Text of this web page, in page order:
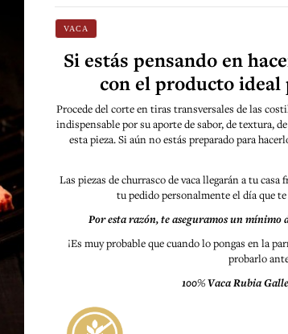
VACA
Si estás pensando en
con el producto
Procede del corte en tiras transversales de las
indispensable por su aporte de sabor, de textura,
esta pieza. Si aún no estás preparado para
Las piezas de churrasco de vaca llegarán a tu casa
tu pedido personalmente el día que
Por esta razón, te aseguramos un mínimo
¡Es muy probable que cuando lo pongas en la
probarlo
100% Vaca Rubia